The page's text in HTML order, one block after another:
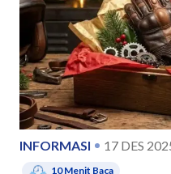
INFORMASI 17 DES
10Menit Baca